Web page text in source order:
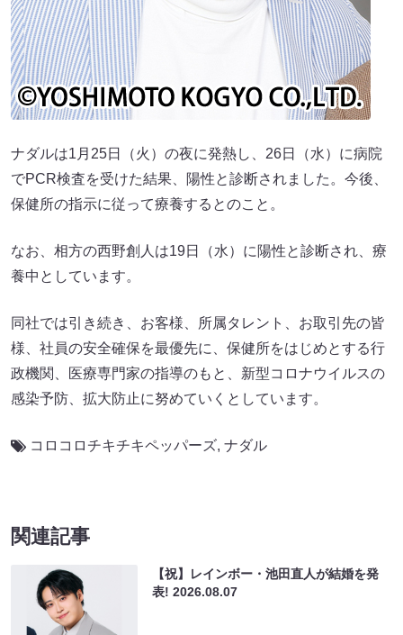
ナダルは1月25日（火）の夜に発熱し、26日（水）に病院
でPCR検査を受けた結果、陽性と診断されました。今後、
保健所の指示に従って療養するとのこと。
なお、相方の西野創人は19日（水）に陽性と診断され、療
養中としています。
同社では引き続き、お客様、所属タレント、お取引先の皆
様、社員の安全確保を最優先に、保健所をはじめとする行
政機関、医療専門家の指導のもと、新型コロナウイルスの
感染予防、拡大防止に努めていくとしています。
コロコロチキチキペッパーズ, ナダル
関連記事
【祝】レインボー・池田直人が結婚を発
表!2026.08.07